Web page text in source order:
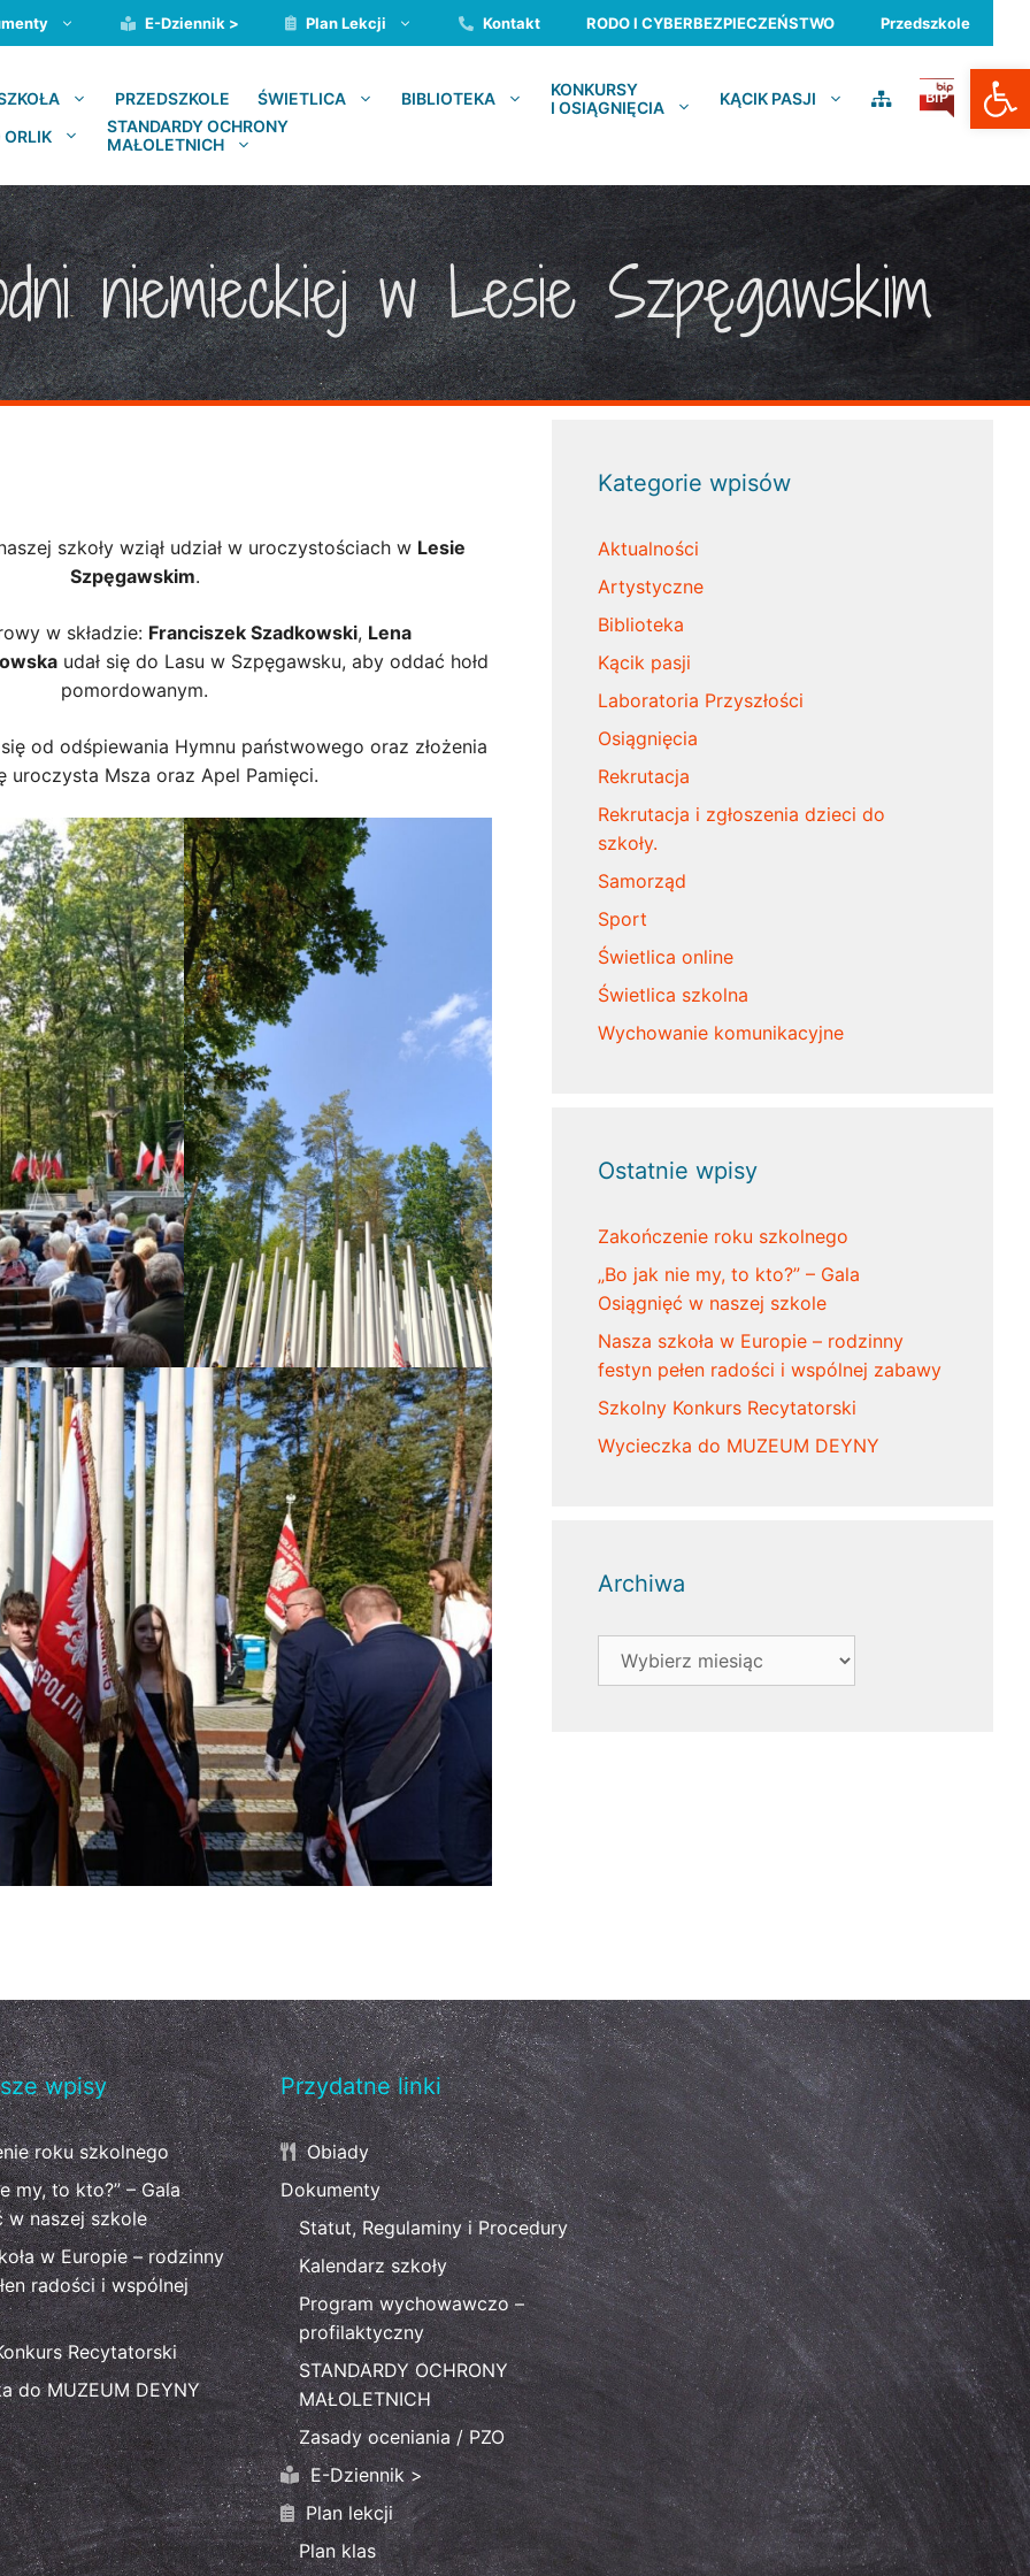
E-Dziennik > Plan Lekcji Kontakt RODO I CYBERBEZPIECZEŃSTWO Przedszkole
PRZEDSZKOLE ŚWIETLICA BIBLIOTEKA
KONKURSY
I OSIĄGNIĘCIA
KĄCIK PASJI BIP
ORLIK
STANDARDY OCHRONY
MAŁOLETNICH
niemieckiej w Lesie Szpęgawskim
szkoły wziął udział w uroczystościach w Lesie
Szpęgawskim.
w składzie: Franciszek Szadkowski, Lena
udał się do Lasu w Szpęgawsku, aby oddać hołd
pomordowanym.
od odśpiewania Hymnu państwowego oraz złożenia
uroczysta Msza oraz Apel Pamięci.
Kategorie wpisów
Aktualności
Artystyczne
Biblioteka
Kącik pasji
Laboratoria Przyszłości
Osiągnięcia
Rekrutacja
Rekrutacja i zgłoszenia dzieci do
szkoły.
Samorząd
Sport
Świetlica online
Świetlica szkolna
Wychowanie komunikacyjne
Ostatnie wpisy
Zakończenie roku szkolnego
„Bo jak nie my, to kto?” – Gala
Osiągnięć w naszej szkole
Nasza szkoła w Europie – rodzinny
festyn pełen radości i wspólnej zabawy
Szkolny Konkurs Recytatorski
Wycieczka do MUZEUM DEYNY
Archiwa
Archiwa
wpisy
roku szkolnego
my, to kto?” – Gala
w naszej szkole
w Europie – rodzinny
radości i wspólnej
Recytatorski
do MUZEUM DEYNY
Przydatne linki
Obiady
Dokumenty
Statut, Regulaminy i Procedury
Kalendarz szkoły
Program wychowawczo –
profilaktyczny
STANDARDY OCHRONY
MAŁOLETNICH
Zasady oceniania / PZO
E-Dziennik >
Plan lekcji
Plan klas